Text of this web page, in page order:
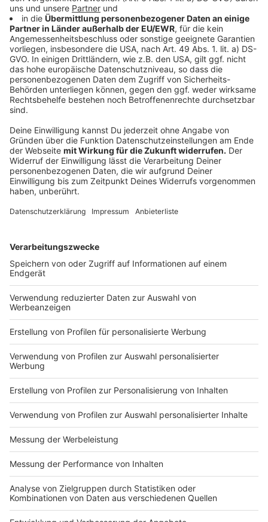
Bewohner*innen und 3 Mitarbeiter*innen mit dem
Coronavirus infiziert. Im Altenzentrum St.
Hubertusstift gibt es für 6 Bewohner*innen und eine
Mitarbeiter*in einen aktuellen Covid-19-Befund.
Zudem wurde in der Pro-Seniore-Residenz Düsseldorf
bei 23 Bewohner*innen und 2 Mitarbeiter*innen aktuell
eine Corona-Infektion nachgewiesen, im Diakonie-
Wichern-Haus bei 4 Bewohner*innen, im Luisenheim
Düsseldorf bei 3 Bewohner*innen, im Ernst-und-Berta-
Grimmke-Haus der AWO bei einer Bewohner*in und
einer Mitarbeiter*in, in der Seniorenresidenz
Kruppstraße bei einer Bewohner*in wie auch in der
Curanum Seniorenrezidenz Düsselhof, im Katharina-von
Bora-Haus der Diakonie bei 7 Bewohner*innen und 5
Betreuer*innen, im Edmund-Hilvert-Haus bei einer
TALIS Seniorenzentrum "An der Rotdornstraße". Im
Lore-Agnes-Haus der AWO und im Heinrich-Zschokke-
Haus wurden jeweils eine Mitarbeiter*in positiv auf
Covid-19 getestet. Die Kontaktpersonen werden
ermittelt.
Zahl der Corona-Neuinfektionen weiter hoch - R-Werte
unter 1!
Düsseldorf weitet Maskenpflicht aus!
Die aktuellen Coronaregelungen in Düsseldorf!